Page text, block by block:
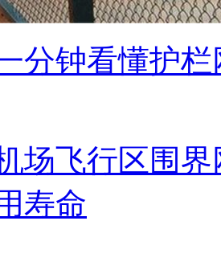
分钟看懂护
场飞行区围
寿命